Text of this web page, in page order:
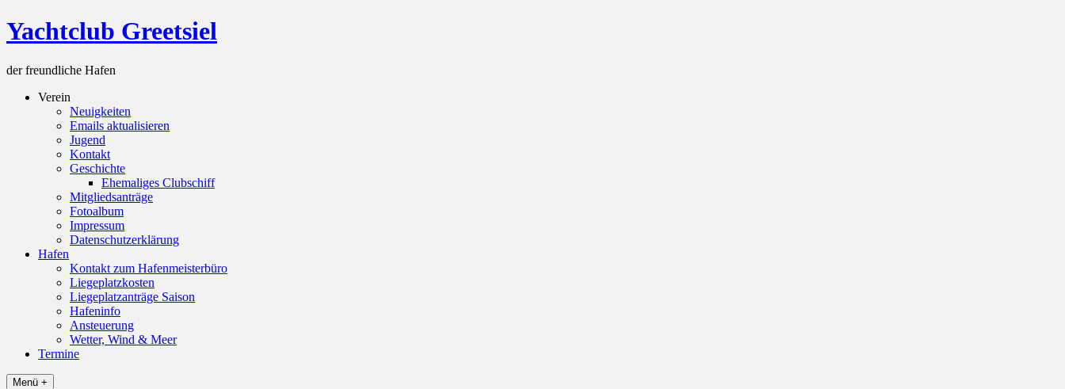
Skip
to
Yachtclub Greetsiel
der freundliche Hafen
Verein
Neuigkeiten
Emails aktualisieren
Jugend
Kontakt
Geschichte
Ehemaliges Clubschiff
Mitgliedsanträge
Fotoalbum
Impressum
Datenschutzerklärung
Hafen
Kontakt zum Hafenmeisterbüro
Liegeplatzkosten
Liegeplatzanträge Saison
Hafeninfo
Ansteuerung
Wetter, Wind & Meer
Termine
Menü +